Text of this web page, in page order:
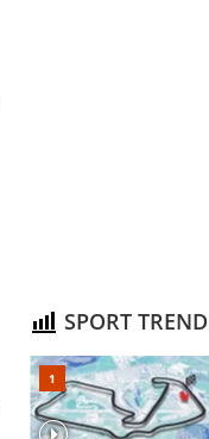
SPORT TREND